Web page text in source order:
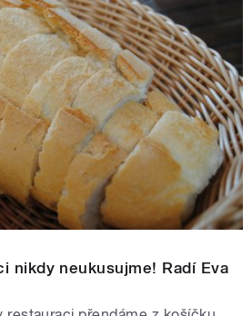
nikdy neukusujme! Radí Eva